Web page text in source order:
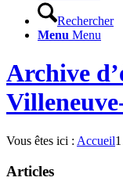
Rechercher
Menu Menu
Archive
Vous êtes ici : Accueil1
Articles